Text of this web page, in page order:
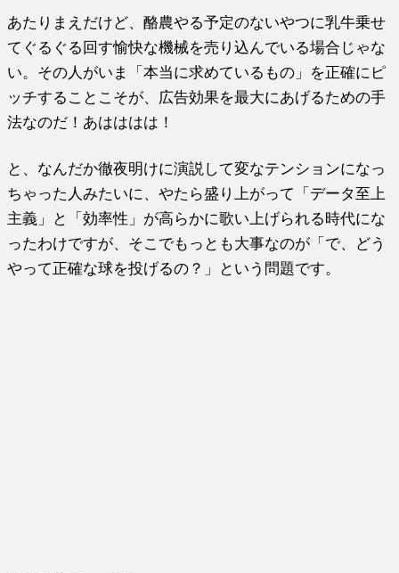
あたりまえだけど、酪農やる予定のないやつに乳牛乗せ
てぐるぐる回す愉快な機械を売り込んでいる場合じゃな
い。その人がいま「本当に求めているもの」を正確にピ
ッチすることこそが、広告効果を最大にあげるための手
法なのだ！あはははは！
と、なんだか徹夜明けに演説して変なテンションになっ
ちゃった人みたいに、やたら盛り上がって「データ至上
主義」と「効率性」が高らかに歌い上げられる時代にな
ったわけですが、そこでもっとも大事なのが「で、どう
やって正確な球を投げるの？」という問題です。